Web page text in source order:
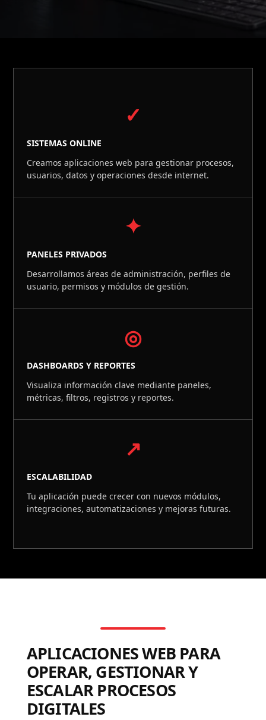
✓
SISTEMAS ONLINE
Creamos aplicaciones web para gestionar procesos,
usuarios, datos y operaciones desde internet.
✦
PANELES PRIVADOS
Desarrollamos áreas de administración, perfiles de
usuario, permisos y módulos de gestión.
◎
DASHBOARDS Y REPORTES
Visualiza información clave mediante paneles,
métricas, filtros, registros y reportes.
↗
ESCALABILIDAD
Tu aplicación puede crecer con nuevos módulos,
integraciones, automatizaciones y mejoras futuras.
APLICACIONES WEB PARA
OPERAR, GESTIONAR Y
ESCALAR PROCESOS
DIGITALES